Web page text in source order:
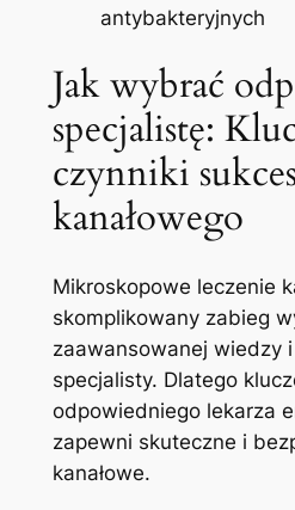
antybakteryjnych
Jak wybrać
specjalistę:
‌czynniki
‍kanałowego
Mikroskopowe leczenie
skomplikowany ⁣zabieg
⁣zaawansowanej wiedzy
‍specjalisty. Dlatego
odpowiedniego lekarza
zapewni skuteczne i
kanałowe.